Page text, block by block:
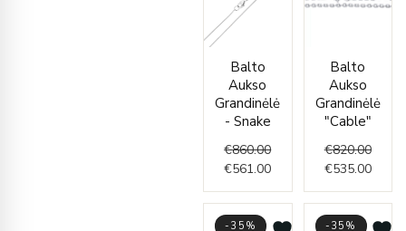
Balto
Aukso
Grandinėlė
- Snake
€860.00
was:
€860.00.
€561.00
is:
€561.00.
Balto
Aukso
Grandinėlė
"Cable"
€820.00
was:
€535.00
is:
-35% -35%